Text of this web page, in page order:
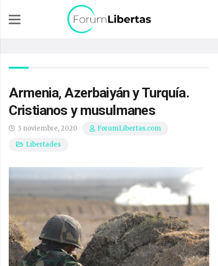
Armenia, Azerbaiyán y Turquía.
Cristianos y musulmanes
3 noviembre, 2020
ForumLibertas.com
Libertades